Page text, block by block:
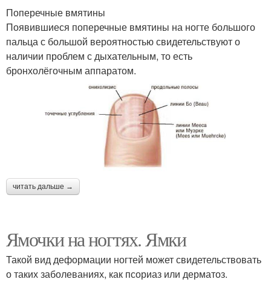
Поперечные вмятины
Появившиеся поперечные вмятины на ногте большого
пальца с большой вероятностью свидетельствуют о
наличии проблем с дыхательным, то есть
бронхолёгочным аппаратом.
читать дальше →
Ямочки на ногтях. Ямки
Такой вид деформации ногтей может свидетельствовать
о таких заболеваниях, как псориаз или дерматоз.